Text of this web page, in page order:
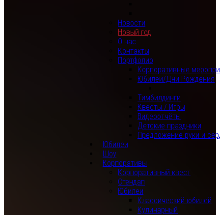
Новости
Новый год
О нас
Контакты
Портфолио
Корпоративные
Юбилеи/Дни Рождения
Тимбилдинги
Квесты / Игры
Видеоотчёты
Детские праздники
Предложение руки и
Юбилеи
Шоу
Корпоративы
Корпоративный квест
Стендап
Юбилеи
Классический юбилей
Кулинарный